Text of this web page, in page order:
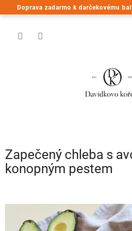
Doprava zadarmo k darčekovému
Prejsť
na
Zapečený chleba s
konopným pestem